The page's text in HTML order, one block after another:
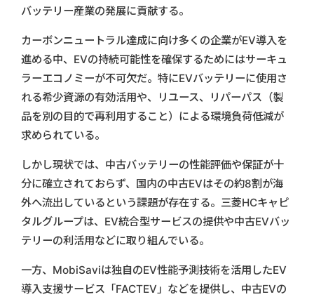
バッテリー産業の発展に貢献する。
カーボンニュートラル達成に向け多くの企業がEV導入を
進める中、EVの持続可能性を確保するためにはサーキュ
ラーエコノミーが不可欠だ。特にEVバッテリーに使用さ
れる希少資源の有効活用や、リユース、リパーパス（製
品を別の目的で再利用すること）による環境負荷低減が
求められている。
しかし現状では、中古バッテリーの性能評価や保証が十
分に確立されておらず、国内の中古EVはその約8割が海
外へ流出しているという課題が存在する。三菱HCキャピ
タルグループは、EV統合型サービスの提供や中古EVバッ
テリーの利活用などに取り組んでいる。
一方、MobiSaviは独自のEV性能予測技術を活用したEV
導入支援サービス「FACTEV」などを提供し、中古EVの